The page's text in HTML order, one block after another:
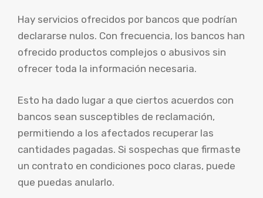
Hay servicios ofrecidos por bancos que podrían
declararse nulos. Con frecuencia, los bancos han
ofrecido productos complejos o abusivos sin
ofrecer toda la información necesaria.
Esto ha dado lugar a que ciertos acuerdos con
bancos sean susceptibles de reclamación,
permitiendo a los afectados recuperar las
cantidades pagadas. Si sospechas que firmaste
un contrato en condiciones poco claras, puede
que puedas anularlo.